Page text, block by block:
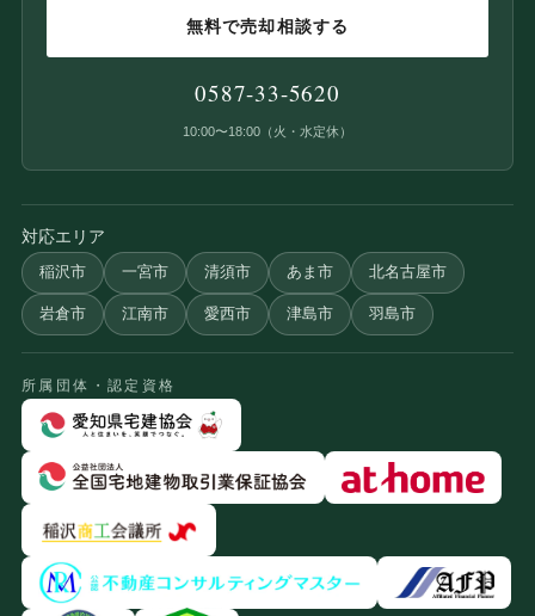
無料で売却相談する
0587-33-5620
10:00〜18:00（火・水定休）
対応エリア
稲沢市 一宮市 清須市 あま市 北名古屋市
岩倉市 江南市 愛西市 津島市 羽島市
所属団体・認定資格